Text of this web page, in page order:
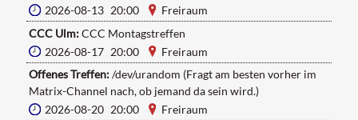
2026-08-13 20:00
Freiraum
CCC Ulm:CCC Montagstreffen
2026-08-17 20:00
Freiraum
Offenes Treffen:/dev/urandom (Fragt am besten vorher im
Matrix-Channel nach, ob jemand da sein wird.)
2026-08-20 20:00
Freiraum